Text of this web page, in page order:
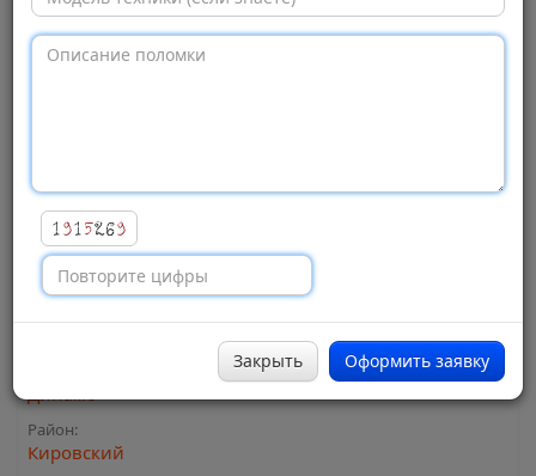
Екатеринбург
Просмотров:222
Адрес:
улица Мамина-Сибиряка, 101
Динамо
Район:
Кировский
Закрыть Оформить заявку